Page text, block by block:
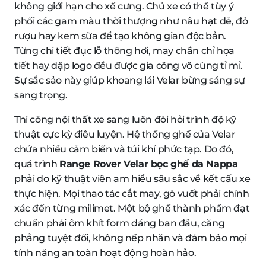
không giới hạn cho xế cưng. Chủ xe có thể tùy ý
phối các gam màu thời thượng như nâu hạt dẻ, đỏ
rượu hay kem sữa để tạo không gian độc bản.
Từng chi tiết đục lỗ thông hơi, may chần chỉ họa
tiết hay dập logo đều được gia công vô cùng tỉ mỉ.
Sự sắc sảo này giúp khoang lái Velar bừng sáng sự
sang trọng.
Thi công nội thất xe sang luôn đòi hỏi trình độ kỹ
thuật cực kỳ điêu luyện. Hệ thống ghế của Velar
chứa nhiều cảm biến và túi khí phức tạp. Do đó,
quá trình Range Rover Velar bọc ghế da Nappa
phải do kỹ thuật viên am hiểu sâu sắc về kết cấu xe
thực hiện. Mọi thao tác cắt may, gò vuốt phải chính
xác đến từng milimet. Một bộ ghế thành phẩm đạt
chuẩn phải ôm khít form dáng ban đầu, căng
phẳng tuyệt đối, không nếp nhăn và đảm bảo mọi
tính năng an toàn hoạt động hoàn hảo.